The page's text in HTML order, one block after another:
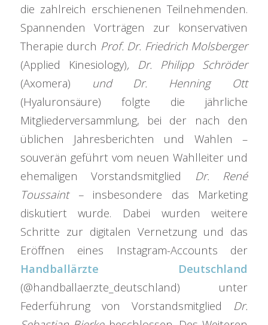
die zahlreich erschienenen Teilnehmenden.
Spannenden Vorträgen zur konservativen
Therapie durch Prof. Dr. Friedrich Molsberger
(Applied Kinesiology), Dr. Philipp Schröder
(Axomera) und Dr. Henning Ott
(Hyaluronsäure) folgte die jährliche
Mitgliederversammlung, bei der nach den
üblichen Jahresberichten und Wahlen –
souverän geführt vom neuen Wahlleiter und
ehemaligen Vorstandsmitglied Dr. René
Toussaint – insbesondere das Marketing
diskutiert wurde. Dabei wurden weitere
Schritte zur digitalen Vernetzung und das
Eröffnen eines Instagram-Accounts der
Handballärzte Deutschland
(@handballaerzte_deutschland) unter
Federführung von Vorstandsmitglied Dr.